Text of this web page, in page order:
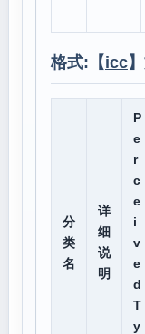
格式:【icc
分
类
名
详
细
说
明
P
e
r
c
e
i
v
e
d
T
y